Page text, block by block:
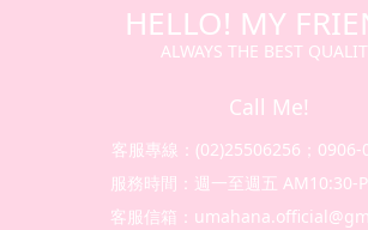
HELLO! MY
ALWAYS THE BEST
Call Me!
客服專線：(02)25506256；0906-
服務時間：週一至週五 AM10:30-
客服信箱：